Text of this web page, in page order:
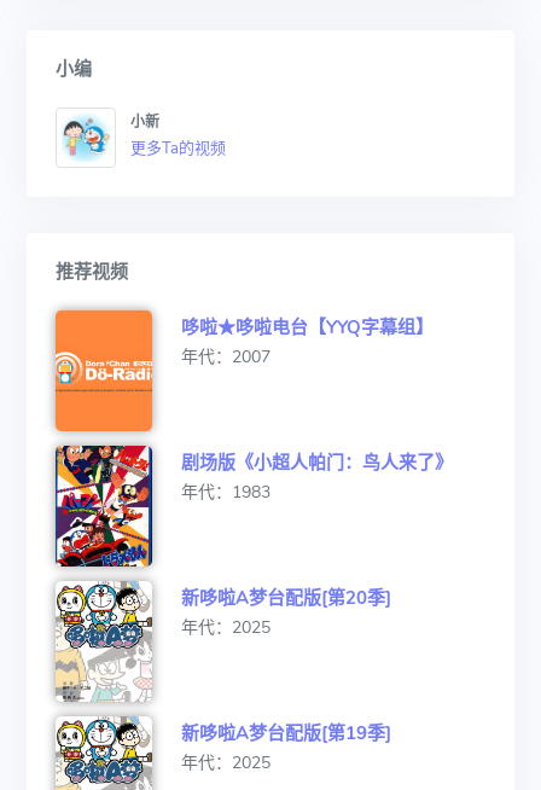
小编
小新
更多Ta的视频
推荐视频
哆啦★哆啦电台【YYQ字幕组】
年代：2007
剧场版《小超人帕门：鸟人来了》
年代：1983
新哆啦A梦台配版[第20季]
年代：2025
新哆啦A梦台配版[第19季]
年代：2025